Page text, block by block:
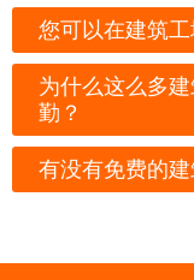
您可以在建筑
为什么这么多
勤？
有没有免费的